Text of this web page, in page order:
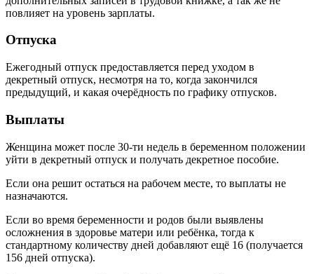
повлияет на уровень зарплаты.
Отпуска
Ежегодный отпуск предоставляется перед уходом в
декретный отпуск, несмотря на то, когда закончился
предыдущий, и какая очерёдность по графику отпусков.
Выплаты
Женщина может после 30-ти недель в беременном положении
уйти в декретный отпуск и получать декретное пособие.
Если она решит остаться на рабочем месте, то выплаты не
назначаются.
Если во время беременности и родов были выявлены
осложнения в здоровье матери или ребёнка, тогда к
стандартному количеству дней добавляют ещё 16 (получается
156 дней отпуска).